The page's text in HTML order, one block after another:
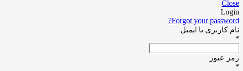
Close
Login
Forgot your password?
نام کاربری یا ایمیل
*
رمز عبور
*